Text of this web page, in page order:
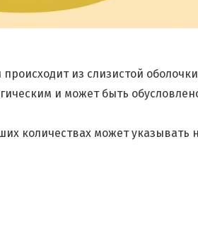
из слизистой
и может быть
количествах может